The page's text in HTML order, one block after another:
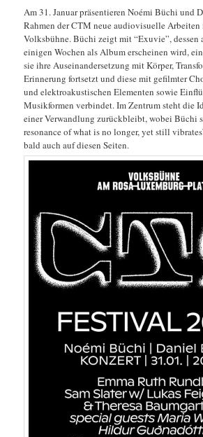
Am 31. Januar präsentieren Noémi Büchi und
Rahmen der CTM neue audiovisuelle
Volksbühne. Büchi zeigt mit “Exuvie”, dessen
einigen Wochen als Album erscheinen wird,
sie ihre Auseinandersetzung mit Körper,
Erinnerung fortsetzt und diese mit gefilmter
und elektroakustischen Elementen sowie
Musikformen verbindet. Im Zentrum steht die
einer Verwandlung zurückbleibt, wobei Büchi
resonance of what is no longer, yet still
bald auch auf diesen Seiten.